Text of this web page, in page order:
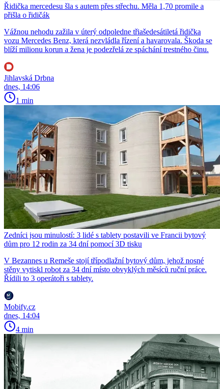
Řidička mercedesu šla s autem přes střechu. Měla 1,70 promile a
přišla o řidičák
Vážnou nehodu zažila v úterý odpoledne třiašedesátiletá řidička
vozu Mercedes Benz, která nezvládla řízení a havarovala. Škoda se
blíží milionu korun a žena je podezřelá ze spáchání trestného činu.
Jihlavská Drbna
dnes, 14:06
1 min
Zedníci jsou minulostí: 3 lidé s tablety postavili ve Francii bytový
dům pro 12 rodin za 34 dní pomocí 3D tisku
V Bezannes u Remeše stojí třípodlažní bytový dům, jehož nosné
stěny vytiskl robot za 34 dní místo obvyklých měsíců ruční práce.
Řídili to 3 operátoři s tablety.
Mobify.cz
dnes, 14:04
4 min